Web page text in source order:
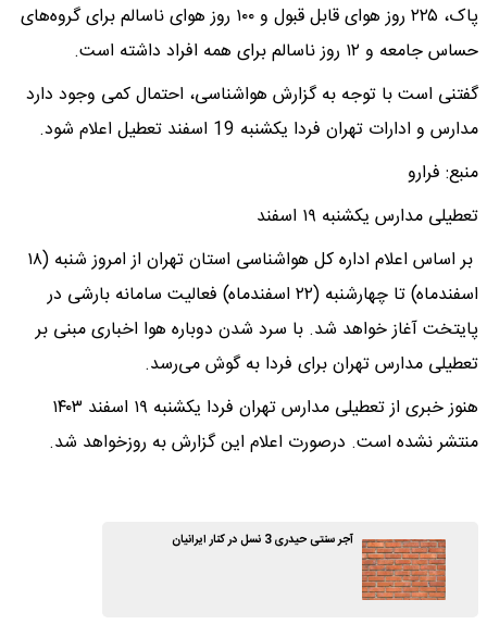
پاک، ۲۲۵ روز هوای قابل قبول و ۱۰۰ روز هوای ناسالم برای گروه‌های
حساس جامعه و ۱۲ روز ناسالم برای همه افراد داشته است.
گفتنی است با توجه به گزارش هواشناسی، احتمال کمی وجود دارد
مدارس و ادارات تهران فردا یکشنبه 19 اسفند تعطیل اعلام شود.
منبع: فرارو
تعطیلی مدارس یکشنبه ۱۹ اسفند
بر اساس اعلام اداره کل هواشناسی استان تهران از امروز شنبه (۱۸
اسفندماه) تا چهارشنبه (۲۲ اسفندماه) فعالیت سامانه بارشی در
پایتخت آغاز خواهد شد. با سرد شدن دوباره هوا اخباری مبنی بر
تعطیلی مدارس تهران برای فردا به گوش می‌رسد.
هنوز خبری از تعطیلی مدارس تهران فردا یکشنبه ۱۹ اسفند ۱۴۰۳
منتشر نشده است. درصورت اعلام این گزارش به روزخواهد شد.
آجر سنتی حیدری 3 نسل در کنار ایرانیان